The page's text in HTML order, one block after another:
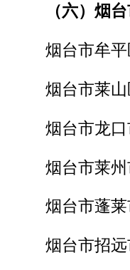
（六）烟
烟台市牟
烟台市莱
烟台市龙
烟台市莱
烟台市蓬
烟台市招